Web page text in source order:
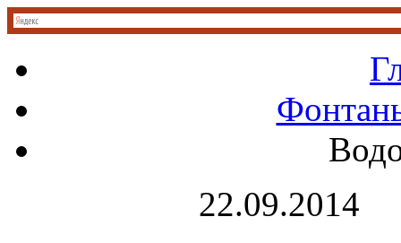
22.09.2014